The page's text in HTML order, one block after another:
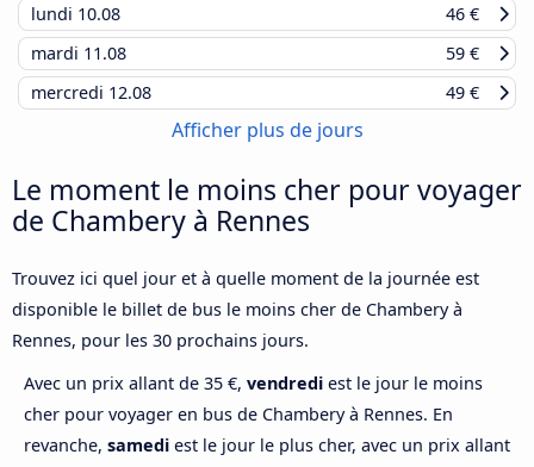
lundi 10.08
46 €
mardi 11.08
59 €
mercredi 12.08 49 €
Afficher plus de jours
Le moment le moins cher pour voyager
de Chambery à Rennes
Trouvez ici quel jour et à quelle moment de la journée est
disponible le billet de bus le moins cher de Chambery à
Rennes, pour les 30 prochains jours.
Avec un prix allant de 35 €, vendredi est le jour le moins
cher pour voyager en bus de Chambery à Rennes. En
revanche, samedi est le jour le plus cher, avec un prix allant